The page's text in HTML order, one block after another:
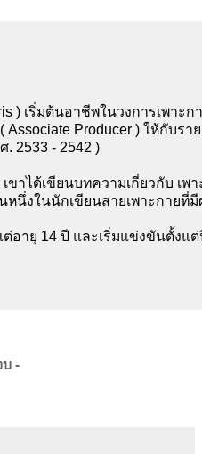
) เริ่มต้นอาชีพในวงการเพาะ
Producer ) ให้กับร
2533 - 2542 )
ขาได้เขียนบทความเกี่ยวกับ เ
หนึ่งในนักเขียนสายเพาะกาย
ต่อายุ 14 ปี และเริ่มแข่งขันตั้ง
บ -